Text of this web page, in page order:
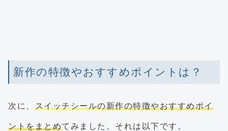
新作の特徴やおすすめポイントは？
次に、 スイッチシールの新作の特徴やおすすめポイ
ントをまとめてみました。それは以下です。